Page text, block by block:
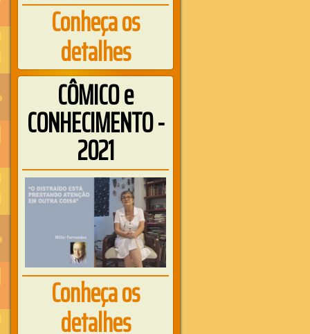
Conheça os
detalhes
CÔMICO e
CONHECIMENTO -
2021
Conheça os
detalhes